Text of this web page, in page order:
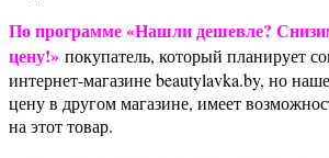
По программе «Нашли дешевле?
цену!» покупатель, который планирует
интернет-магазине beautylavka.by, но
цену в другом магазине, имеет
на этот товар.